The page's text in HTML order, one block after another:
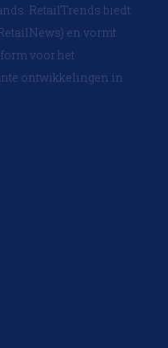
RetailTrends biedt
en vormt
voor het
ontwikkelingen in